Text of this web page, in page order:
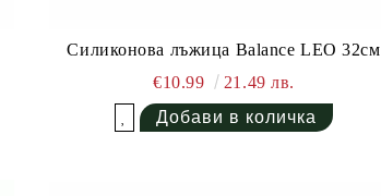
Силиконова лъжица Balance LEO 32см
€10.99
21.49 лв.